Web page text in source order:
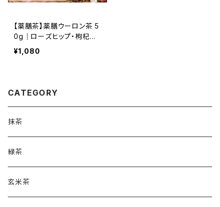
【薬膳茶】薬膳ウーロン茶 5
0g｜ローズヒップ・枸杞子・
ジャスミン配合｜美容を意
識する方に人気の中国茶ブ
¥1,080
CATEGORY
抹茶
緑茶
玄米茶